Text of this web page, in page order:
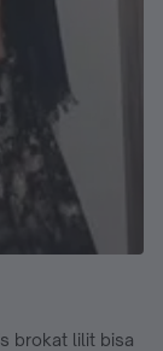
brokat lilit bisa